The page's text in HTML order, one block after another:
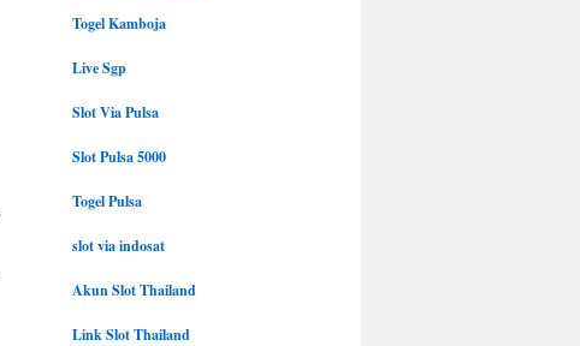
Togel Kamboja
Live Sgp
Slot Via Pulsa
Slot Pulsa 5000
Togel Pulsa
slot via indosat
Akun Slot Thailand
Link Slot Thailand